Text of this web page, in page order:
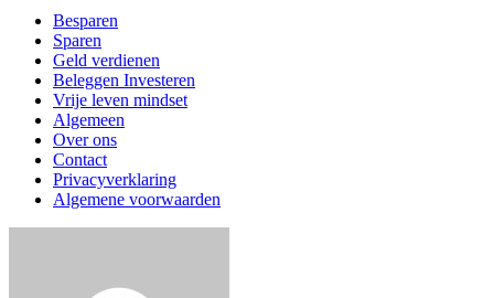
Besparen
Sparen
Geld verdienen
Beleggen Investeren
Vrije leven mindset
Algemeen
Over ons
Contact
Privacyverklaring
Algemene voorwaarden